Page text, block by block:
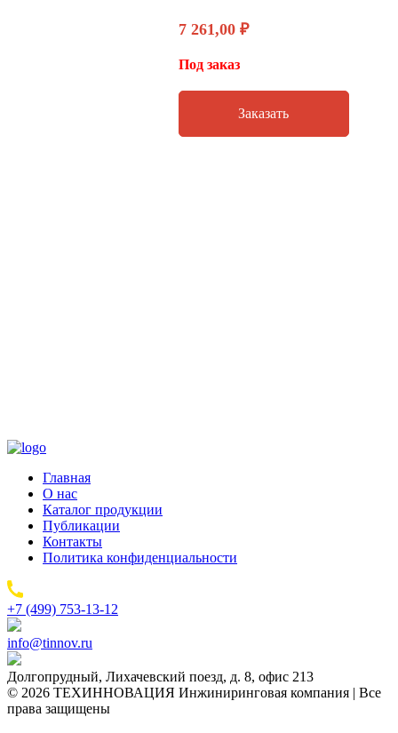
7 261,00 ₽
Под заказ
Заказать
Главная
О нас
Каталог продукции
Публикации
Контакты
Политика конфиденциальности
+7 (499) 753-13-12
info@tinnov.ru
Долгопрудный, Лихачевский поезд, д. 8, офис 213
© 2026 ТЕХИННОВАЦИЯ Инжиниринговая компания | Все
права защищены